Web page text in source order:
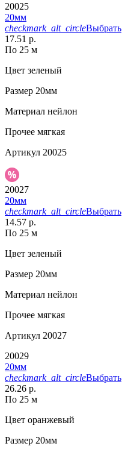
20025
20мм
checkmark_alt_circleВыбрать
17.51 р.
По 25 м
Цвет зеленый
Размер 20мм
Материал нейлон
Прочее мягкая
Артикул 20025
20027
20мм
checkmark_alt_circleВыбрать
14.57 р.
По 25 м
Цвет зеленый
Размер 20мм
Материал нейлон
Прочее мягкая
Артикул 20027
20029
20мм
checkmark_alt_circleВыбрать
26.26 р.
По 25 м
Цвет оранжевый
Размер 20мм